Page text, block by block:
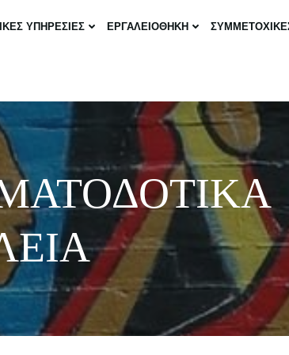
ΥΠΗΡΕΣΙΕΣ ΕΡΓΑΛΕΙΟΘΗΚΗ